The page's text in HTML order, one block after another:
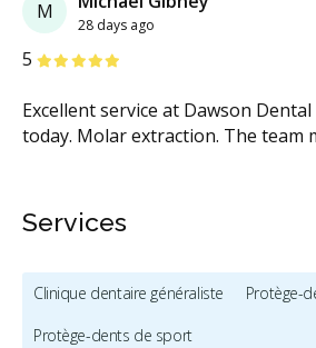
M
28 days ago
5 étoiles
Excellent service at Dawson
today. Molar extraction. The team
étoiles
étoiles
étoiles
étoiles
Services
Clinique dentaire généraliste
Protège-
Protège-dents de sport